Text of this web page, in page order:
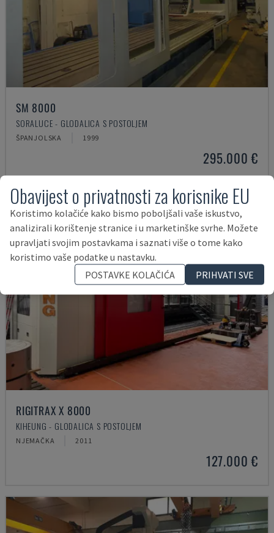
SM 8000
SORALUCE - GLODALICA S POSTOLJEM
ŠPANJOLSKA 1999
295.000 €
RIGITRAX X 8000
KIHEUNG - GLODALICA S POSTOLJEM
NJEMAČKA 2011
127.000 €
Obavijest o privatnosti za korisnike EU
Koristimo kolačiće kako bismo poboljšali vaše iskustvo,
analizirali korištenje stranice i u marketinške svrhe. Možete
upravljati svojim postavkama i saznati više o tome kako
koristimo vaše podatke u nastavku.
POSTAVKE KOLAČIĆA
PRIHVATI SVE